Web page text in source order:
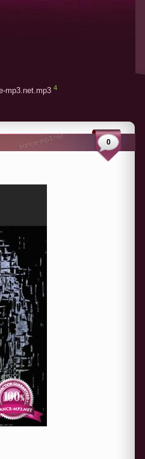
mp3.net.mp3 4
0